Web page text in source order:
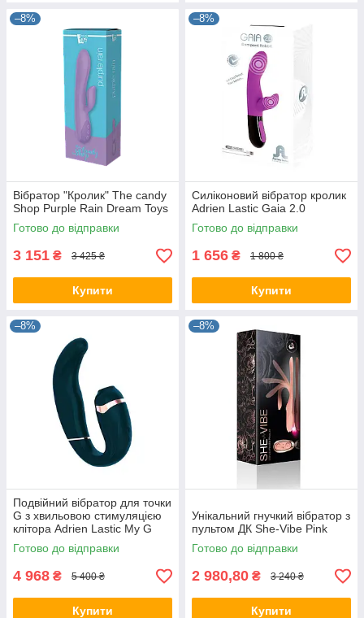
–8%
Вібратор "Кролик" The candy
Shop Purple Rain Dream Toys
Готово до відправки
3 151 ₴ 3 425 ₴
Купити
–8%
Силіконовий вібратор кролик
Adrien Lastic Gaia 2.0
Готово до відправки
1 656 ₴ 1 800 ₴
Купити
–8%
Подвійний вібратор для точки
G з хвильовою стимуляцією
клітора Adrien Lastic My G
Готово до відправки
4 968 ₴ 5 400 ₴
Купити
–8%
Унікальний гнучкий вібратор з
пультом ДК She-Vibe Pink
Готово до відправки
2 980,80 ₴ 3 240 ₴
Купити